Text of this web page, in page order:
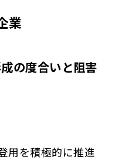
業
の度合いと阻害
用を積極的に推進